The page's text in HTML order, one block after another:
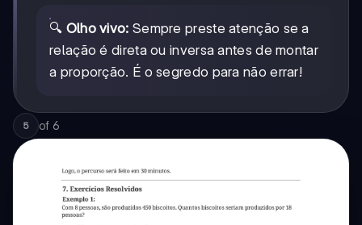
🔍 Olho vivo: Sempre preste atenção se a
relação é direta ou inversa antes de montar
a proporção. É o segredo para não errar!
5 of 6